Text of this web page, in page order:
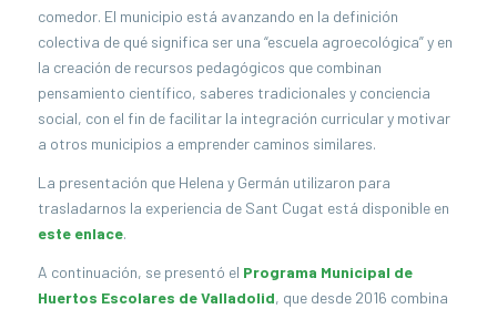
comedor. El municipio está avanzando en la definición
colectiva de qué significa ser una “escuela agroecológica” y en
la creación de recursos pedagógicos que combinan
pensamiento científico, saberes tradicionales y conciencia
social, con el fin de facilitar la integración curricular y motivar
a otros municipios a emprender caminos similares.
La presentación que Helena y Germán utilizaron para
trasladarnos la experiencia de Sant Cugat está disponible en
este enlace.
A continuación, se presentó el Programa Municipal de
Huertos Escolares de Valladolid, que desde 2016 combina